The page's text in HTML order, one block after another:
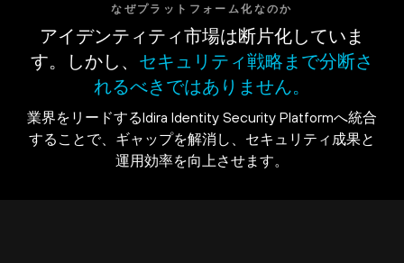
なぜプラットフォーム化なのか
アイデンティティ市場は断片化していま
す。しかし、 セキュリティ戦略まで分断さ
れるべきではありません。
業界をリードするIdira Identity Security Platformへ統合
することで、ギャップを解消し、セキュリティ成果と
運用効率を向上させます。